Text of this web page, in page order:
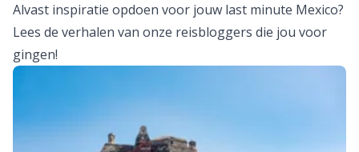
Alvast inspiratie opdoen voor jouw last minute Mexico?
Lees de verhalen van onze reisbloggers die jou voor
gingen!